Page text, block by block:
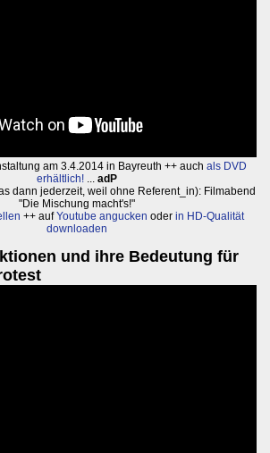
am 3.4.2014 in Bayreuth ++ auchals DVD
erhältlich!... adP
dann jederzeit, weil ohne Referent_in): Filmabend
"Die Mischung macht's!"
++ aufYoutube angucken oder in HD-Qualität
downloaden
und ihre Bedeutung für